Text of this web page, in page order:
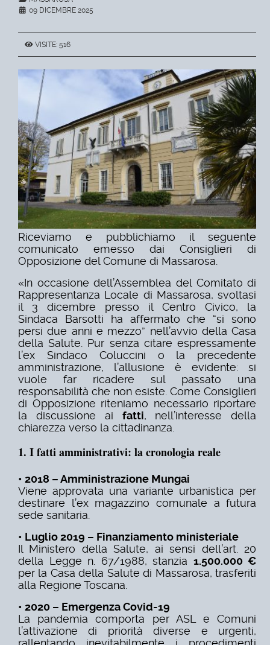
09 DICEMBRE 2025
VISITE: 516
Riceviamo e pubblichiamo il seguente
comunicato emesso dai Consiglieri di
Opposizione del Comune di Massarosa.
«In occasione dell’Assemblea del Comitato di
Rappresentanza Locale di Massarosa, svoltasi
il 3 dicembre presso il Centro Civico, la
Sindaca Barsotti ha affermato che “si sono
persi due anni e mezzo” nell’avvio della Casa
della Salute. Pur senza citare espressamente
l’ex Sindaco Coluccini o la precedente
amministrazione, l’allusione è evidente: si
vuole far ricadere sul passato una
responsabilità che non esiste.Come Consiglieri
di Opposizione riteniamo necessario riportare
la discussione ai fatti, nell’interesse della
chiarezza verso la cittadinanza.
1. I fatti amministrativi: la cronologia reale
• 2018 – Amministrazione Mungai
Viene approvata una variante urbanistica per
destinare l’ex magazzino comunale a futura
sede sanitaria.
• Luglio 2019 – Finanziamento ministeriale
Il Ministero della Salute, ai sensi dell’art. 20
della Legge n. 67/1988, stanzia 1.500.000 €
per la Casa della Salute di Massarosa, trasferiti
alla Regione Toscana.
• 2020 – Emergenza Covid-19
La pandemia comporta per ASL e Comuni
l’attivazione di priorità diverse e urgenti,